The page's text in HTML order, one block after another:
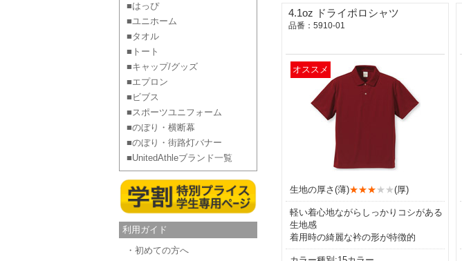
■はっぴ
■ユニホーム
■タオル
■トート
■キャップ/グッズ
■エプロン
■ビブス
■スポーツユニフォーム
■のぼり・横断幕
■のぼり・街路灯バナー
■UnitedAthleブランド一覧
利用ガイド
・初めての方へ
4.1oz ドライポロシャツ
品番：5910-01
オススメ
生地の厚さ(薄)★★★★★(厚)
軽い着心地ながらしっかりコシがある
生地感
着用時の綺麗な衿の形が特徴的